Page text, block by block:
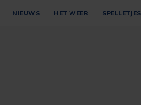
NIEUWS HET WEER SPELLETJES